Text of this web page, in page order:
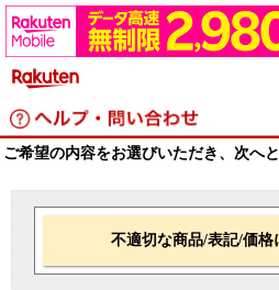
ご希望の内容をお選びいただき、次へ
不適切な商品/表記/価格